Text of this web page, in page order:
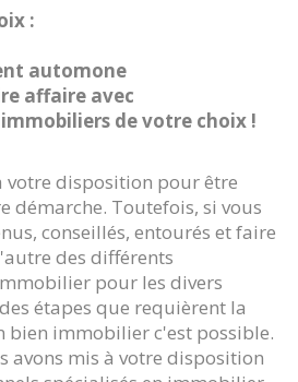
:
automone
affaire avec
de votre choix !
votre disposition pour être
démarche. Toutefois, si vous
conseillés, entourés et faire
des différents
pour les divers
étapes que requièrent la
bien immobilier c'est possible.
avons mis à votre disposition